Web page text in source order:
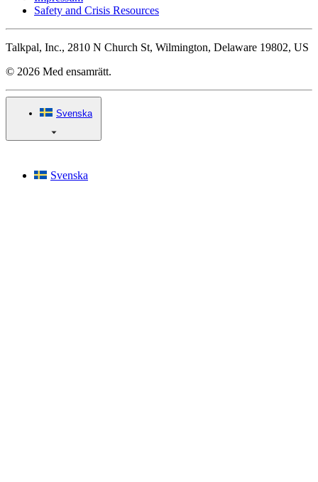
Safety and Crisis Resources
Talkpal, Inc., 2810 N Church St, Wilmington, Delaware 19802, US
© 2026 Med ensamrätt.
Svenska
Svenska